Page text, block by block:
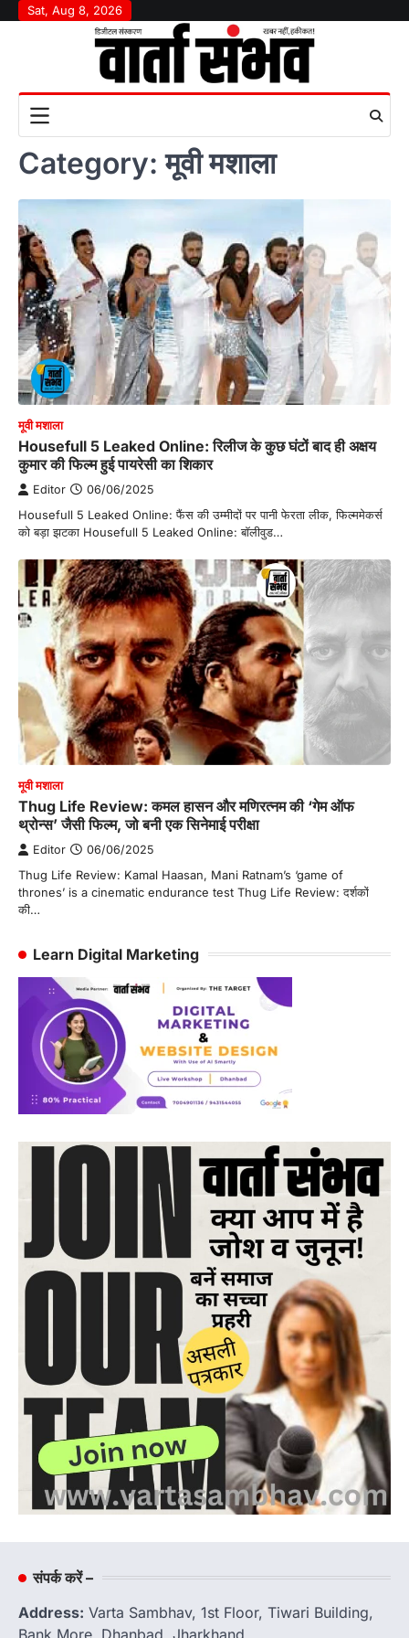
SkipSat, Aug 8, 2026
Category:मूवी मशाला
मूवी मशाला
Housefull 5 Leaked Online: रिलीज के कुछ घंटों बाद ही अक्षय
कुमार की फिल्म हुई पायरेसी का शिकार
Editor 06/06/2025
Housefull 5 Leaked Online: फैंस की उम्मीदों पर पानी फेरता लीक, फिल्ममेकर्स
को बड़ा झटका Housefull 5 Leaked Online: बॉलीवुड…
मूवी मशाला
Thug Life Review: कमल हासन और मणिरत्नम की ‘गेम ऑफ
थ्रोन्स’ जैसी फिल्म, जो बनी एक सिनेमाई परीक्षा
Editor 06/06/2025
Thug Life Review: Kamal Haasan, Mani Ratnam’s ‘game of
thrones’ is a cinematic endurance test Thug Life Review: दर्शकों
की…
Learn Digital Marketing
संपर्क करें –
Address: Varta Sambhav, 1st Floor, Tiwari Building,
Bank More, Dhanbad, Jharkhand